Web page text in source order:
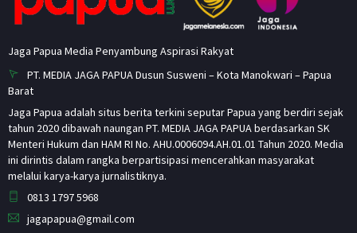
Jaga Papua Media Penyambung Aspirasi Rakyat
PT. MEDIA JAGA PAPUA Dusun Susweni – Kota Manokwari – Papua
Barat
Jaga Papua adalah situs berita terkini seputar Papua yang berdiri sejak
tahun 2020 dibawah naungan PT. MEDIA JAGA PAPUA berdasarkan SK
Menteri Hukum dan HAM RI No. AHU.0006094.AH.01.01 Tahun 2020. Media
ini dirintis dalam rangka berpartisipasi mencerahkan masyarakat
melalui karya-karya jurnalistiknya.
0813 1797 5968
jagapapua@gmail.com